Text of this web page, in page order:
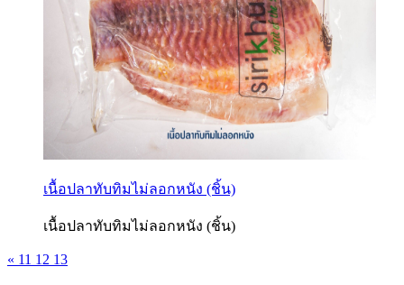
เนื้อปลาทับทิมไม่ลอกหนัง (ชิ้น)
เนื้อปลาทับทิมไม่ลอกหนัง (ชิ้น)
« 11 12 13